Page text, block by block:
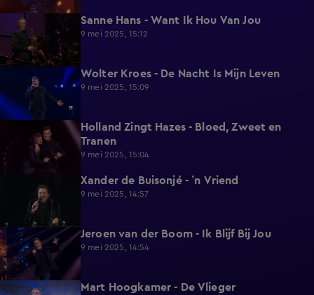
0:41 Sanne Hans - Want Ik Hou Van Jou
9 mei 2025, 15:12
Wolter Kroes - De Nacht Is Mijn Leven
9 mei 2025, 15:09
Holland Zingt Hazes - Bloed, Zweet en
Tranen
9 mei 2025, 15:04
Xander de Buisonjé - ’n Vriend
9 mei 2025, 14:57
0:32 Jeroen van der Boom - Ik Blijf Bij Jou
9 mei 2025, 14:54
0:40 Mart Hoogkamer - De Vlieger